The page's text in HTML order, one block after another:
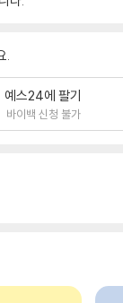
.
예스24에 팔기
바이백 신청 불가